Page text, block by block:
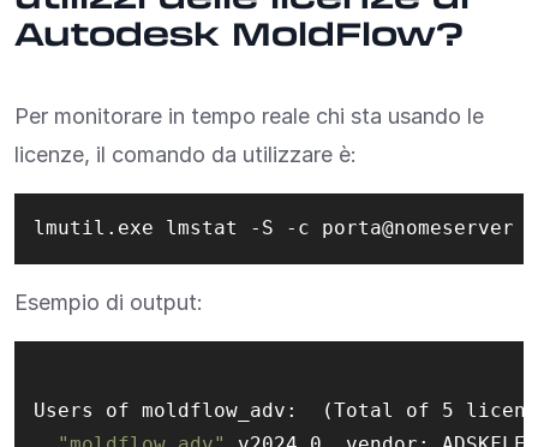
Autodesk MoldFlow?
Per monitorare in tempo reale chi sta usando le
licenze, il comando da utilizzare è:
lmutil.exe lmstat -S -c porta@nomeserver
Esempio di output:
Users of moldflow_adv:  (Total of 5